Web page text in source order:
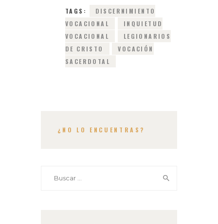
TAGS:
DISCERNIMIENTO
VOCACIONAL
INQUIETUD
VOCACIONAL
LEGIONARIOS
DE CRISTO
VOCACIÓN
SACERDOTAL
¿NO LO ENCUENTRAS?